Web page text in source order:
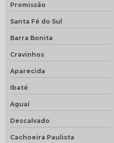
Promissão
Santa Fé do Sul
Barra Bonita
Cravinhos
Aparecida
Ibaté
Aguaí
Descalvado
Cachoeira Paulista